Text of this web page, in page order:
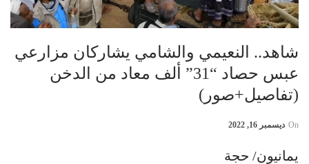
شاهد.. النعيمي والشامي يشاركان مزارعي
عبس حصاد “31” ألف معاد من الدخن
(تفاصيل+صور)
On ديسمبر 16, 2022
يمانيون/ حجة